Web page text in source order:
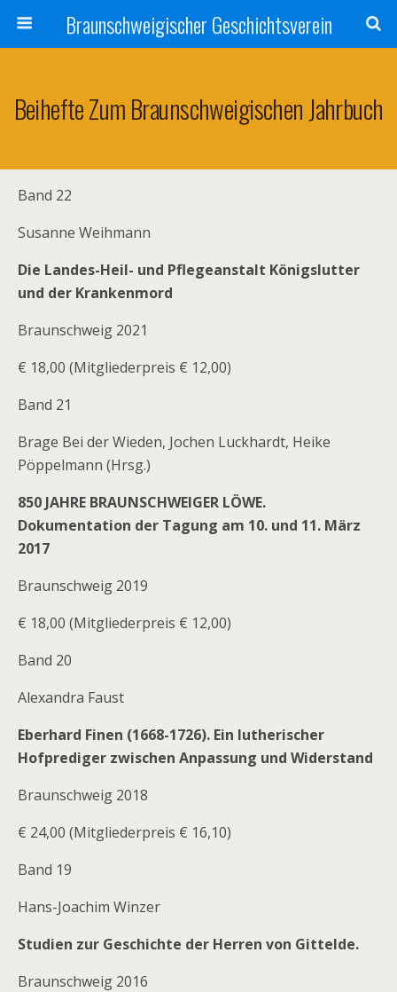
Braunschweigischer Geschichtsverein
Beihefte Zum Braunschweigischen Jahrbuch
Band 22
Susanne Weihmann
Die Landes-Heil- und Pflegeanstalt Königslutter
und der Krankenmord
Braunschweig 2021
€ 18,00 (Mitgliederpreis € 12,00)
Band 21
Brage Bei der Wieden, Jochen Luckhardt, Heike
Pöppelmann (Hrsg.)
850 JAHRE BRAUNSCHWEIGER LÖWE.
Dokumentation der Tagung am 10. und 11. März
2017
Braunschweig 2019
€ 18,00 (Mitgliederpreis € 12,00)
Band 20
Alexandra Faust
Eberhard Finen (1668-1726). Ein lutherischer
Hofprediger zwischen Anpassung und Widerstand
Braunschweig 2018
€ 24,00 (Mitgliederpreis € 16,10)
Band 19
Hans-Joachim Winzer
Studien zur Geschichte der Herren von Gittelde.
Braunschweig 2016